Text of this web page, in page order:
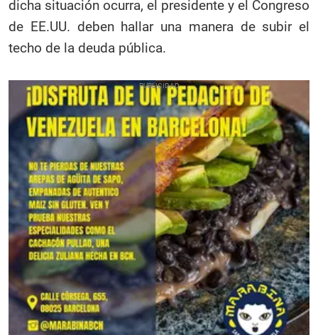
dicha situación ocurra, el presidente y el Congreso
de EE.UU. deben hallar una manera de subir el
techo de la deuda pública.